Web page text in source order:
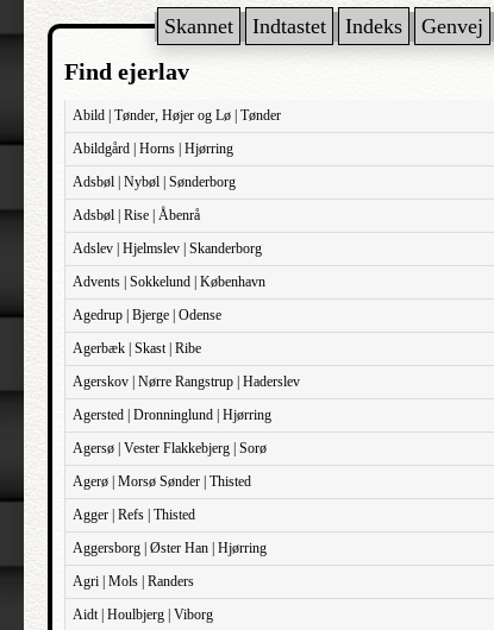
Skannet Indtastet Indeks Genvej
Find ejerlav
Abild | Tønder, Højer og Lø | Tønder
Abildgård | Horns | Hjørring
Adsbøl | Nybøl | Sønderborg
Adsbøl | Rise | Åbenrå
Adslev | Hjelmslev | Skanderborg
Advents | Sokkelund | København
Agedrup | Bjerge | Odense
Agerbæk | Skast | Ribe
Agerskov | Nørre Rangstrup | Haderslev
Agersted | Dronninglund | Hjørring
Agersø | Vester Flakkebjerg | Sorø
Agerø | Morsø Sønder | Thisted
Agger | Refs | Thisted
Aggersborg | Øster Han | Hjørring
Agri | Mols | Randers
Aidt | Houlbjerg | Viborg